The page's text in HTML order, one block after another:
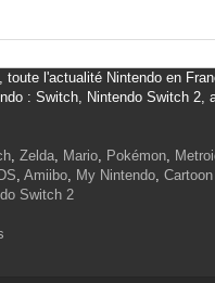
toute l'actualité Nintendo en
: Switch, Nintendo Switch 2,
, Zelda, Mario, Pokémon,
, Amiibo, My Nintendo,
Switch 2